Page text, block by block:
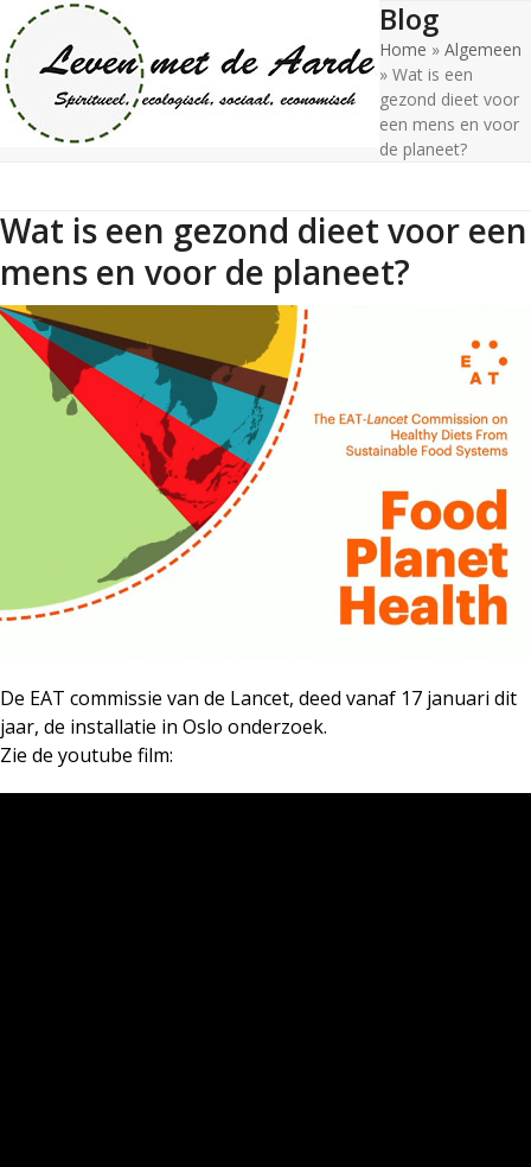
Skip
to
content
Open
mobile
menu
Close
mobile
menu
Blog
Home » Algemeen
» Wat is een
gezond dieet voor
een mens en voor
de planeet?
Wat is een gezond dieet voor een
mens en voor de planeet?
De EAT commissie van de Lancet, deed vanaf 17 januari dit
jaar, de installatie in Oslo onderzoek.
Zie de youtube film: